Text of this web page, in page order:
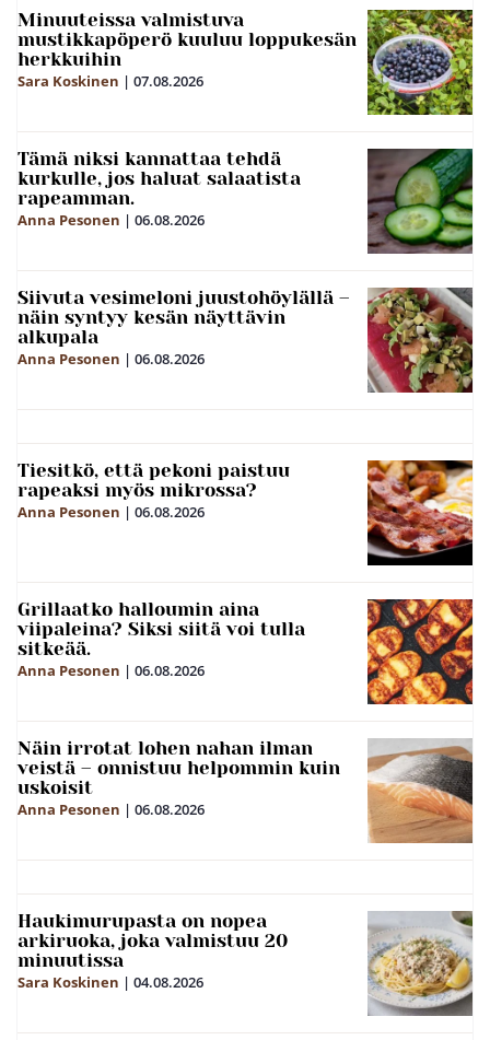
Minuuteissa valmistuva
mustikkapöperö kuuluu loppukesän
herkkuihin
Sara Koskinen | 07.08.2026
Tämä niksi kannattaa tehdä
kurkulle, jos haluat salaatista
rapeamman.
Anna Pesonen | 06.08.2026
Siivuta vesimeloni juustohöylällä –
näin syntyy kesän näyttävin
alkupala
Anna Pesonen | 06.08.2026
Tiesitkö, että pekoni paistuu
rapeaksi myös mikrossa?
Anna Pesonen | 06.08.2026
Grillaatko halloumin aina
viipaleina? Siksi siitä voi tulla
sitkeää.
Anna Pesonen | 06.08.2026
Näin irrotat lohen nahan ilman
veistä – onnistuu helpommin kuin
uskoisit
Anna Pesonen | 06.08.2026
Haukimurupasta on nopea
arkiruoka, joka valmistuu 20
minuutissa
Sara Koskinen | 04.08.2026